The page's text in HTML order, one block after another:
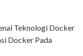
Teknologi Docker
Docker Pada